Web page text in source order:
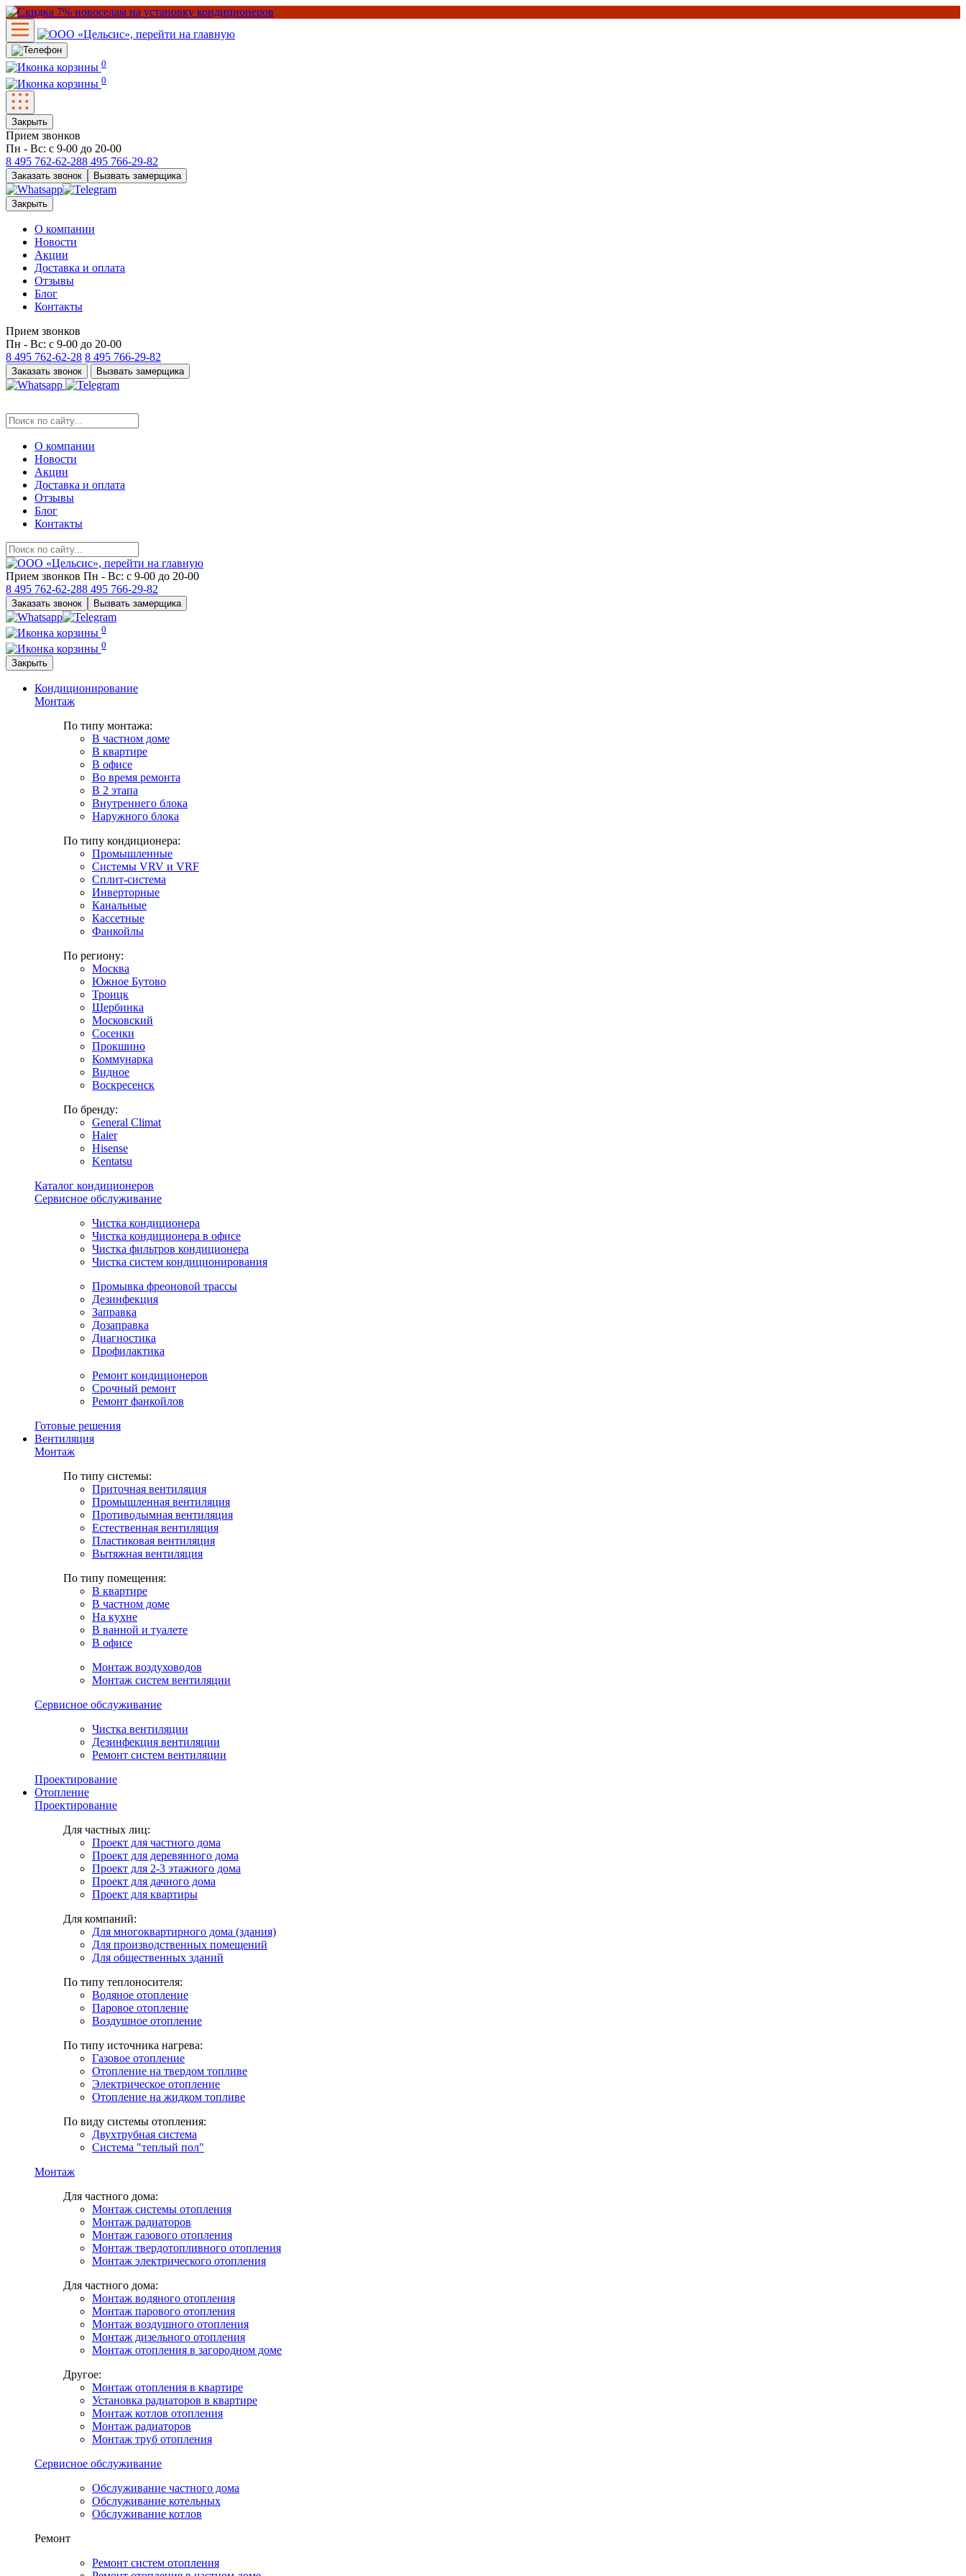
0
0
Закрыть
Прием звонков
Пн - Вс: с 9-00 до 20-00
8 495 762-62-288 495 766-29-82
Заказать звонок Вызвать замерщика
Закрыть
О компании
Новости
Акции
Доставка и оплата
Отзывы
Блог
Контакты
Прием звонков
Пн - Вс: с 9-00 до 20-00
8 495 762-62-28 8 495 766-29-82
Заказать звонок Вызвать замерщика
О компании
Новости
Акции
Доставка и оплата
Отзывы
Блог
Контакты
Прием звонков Пн - Вс: с 9-00 до 20-00
8 495 762-62-288 495 766-29-82
Заказать звонок Вызвать замерщика
0
0
Закрыть
Кондиционирование
Монтаж
По типу монтажа:
В частном доме
В квартире
В офисе
Во время ремонта
В 2 этапа
Внутреннего блока
Наружного блока
По типу кондиционера:
Промышленные
Системы VRV и VRF
Сплит-система
Инверторные
Канальные
Кассетные
Фанкойлы
По региону:
Москва
Южное Бутово
Троицк
Щербинка
Московский
Сосенки
Прокшино
Коммунарка
Видное
Воскресенск
По бренду:
General Climat
Haier
Hisense
Kentatsu
Каталог кондиционеров
Сервисное обслуживание
Чистка кондиционера
Чистка кондиционера в офисе
Чистка фильтров кондиционера
Чистка систем кондиционирования
Промывка фреоновой трассы
Дезинфекция
Заправка
Дозаправка
Диагностика
Профилактика
Ремонт кондиционеров
Срочный ремонт
Ремонт фанкойлов
Готовые решения
Вентиляция
Монтаж
По типу системы:
Приточная вентиляция
Промышленная вентиляция
Противодымная вентиляция
Естественная вентиляция
Пластиковая вентиляция
Вытяжная вентиляция
По типу помещения:
В квартире
В частном доме
На кухне
В ванной и туалете
В офисе
Монтаж воздуховодов
Монтаж систем вентиляции
Сервисное обслуживание
Чистка вентиляции
Дезинфекция вентиляции
Ремонт систем вентиляции
Проектирование
Отопление
Проектирование
Для частных лиц:
Проект для частного дома
Проект для деревянного дома
Проект для 2-3 этажного дома
Проект для дачного дома
Проект для квартиры
Для компаний:
Для многоквартирного дома (здания)
Для производственных помещений
Для общественных зданий
По типу теплоносителя:
Водяное отопление
Паровое отопление
Воздушное отопление
По типу источника нагрева:
Газовое отопление
Отопление на твердом топливе
Электрическое отопление
Отопление на жидком топливе
По виду системы отопления:
Двухтрубная система
Система "теплый пол"
Монтаж
Для частного дома:
Монтаж системы отопления
Монтаж радиаторов
Монтаж газового отопления
Монтаж твердотопливного отопления
Монтаж электрического отопления
Для частного дома:
Монтаж водяного отопления
Монтаж парового отопления
Монтаж воздушного отопления
Монтаж дизельного отопления
Монтаж отопления в загородном доме
Другое:
Монтаж отопления в квартире
Установка радиаторов в квартире
Монтаж котлов отопления
Монтаж радиаторов
Монтаж труб отопления
Сервисное обслуживание
Обслуживание частного дома
Обслуживание котельных
Обслуживание котлов
Ремонт
Ремонт систем отопления